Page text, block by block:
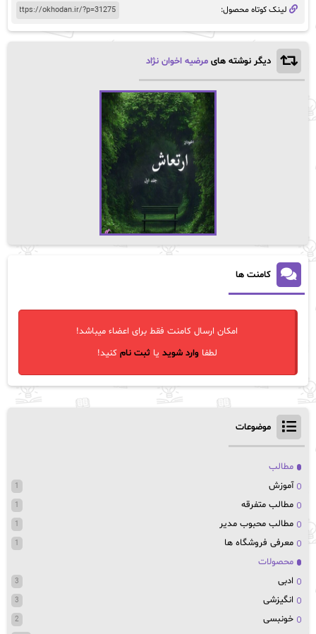
لینک کوتاه محصول:
دیگر نوشته های مرضیه اخوان نژاد
کامنت ها
امکان ارسال کامنت فقط برای اعضاء میباشد!
لطفاوارد شوید یاثبت نام کنید!
موضوعات
مطالب
آموزش
1
مطالب متفرقه 1
مطالب محبوب مدیر 1
معرفی فروشگاه ها 1
محصولات
ادبی
3
انگیزشی 3
خونبسی 2